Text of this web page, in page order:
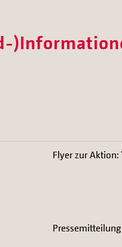
Flyer zur